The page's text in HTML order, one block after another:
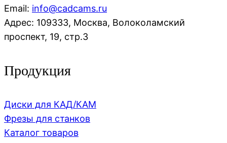
Email: info@cadcams.ru
Адрес: 109333, Москва, Волоколамский
проспект, 19, стр.3
Продукция
Диски для КАД/КАМ
Фрезы для станков
Каталог товаров